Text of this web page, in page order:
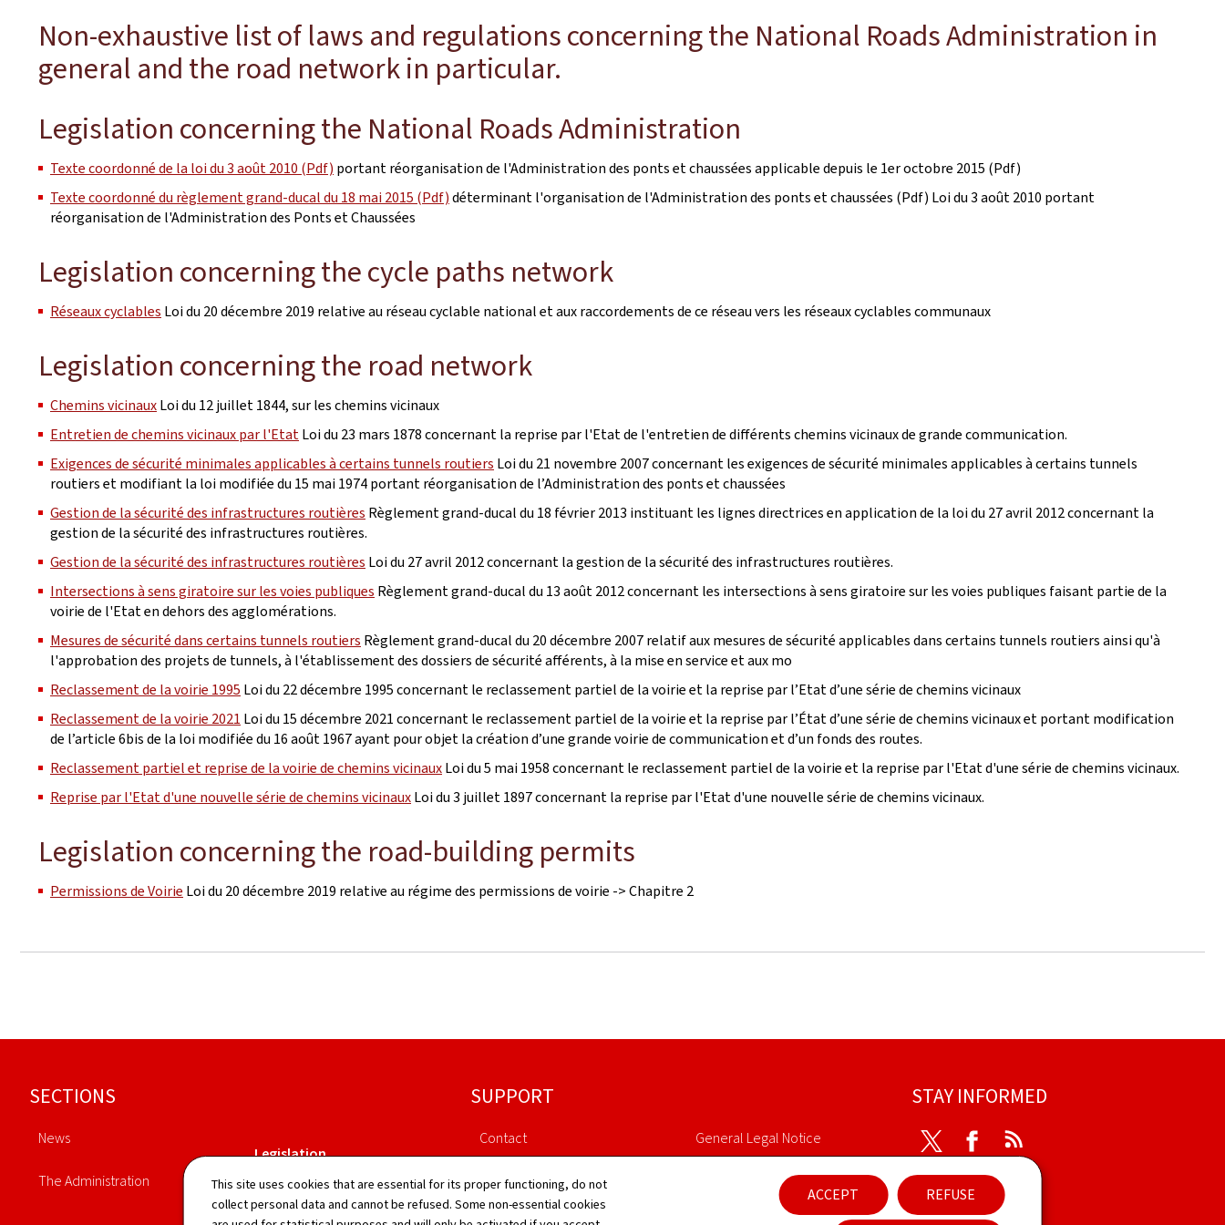
This site uses cookies that are essential for its proper functioning, do not
collect personal data and cannot be refused. Some non-essential cookies
ACCEPT REFUSE
Non-exhaustive list of laws and regulations concerning the National Roads Administration in
general and the road network in particular.
Legislation concerning the National Roads Administration
Texte coordonné de la loi du 3 août 2010 (Pdf) portant réorganisation de l'Administration des ponts et chaussées applicable depuis le 1er octobre 2015 (Pdf)
Texte coordonné du règlement grand-ducal du 18 mai 2015 (Pdf)déterminant l'organisation de l'Administration des ponts et chaussées (Pdf) Loi du 3 août 2010 portant
réorganisation de l'Administration des Ponts et Chaussées
Legislation concerning the cycle paths network
Réseaux cyclables Loi du 20 décembre 2019 relative au réseau cyclable national et aux raccordements de ce réseau vers les réseaux cyclables communaux
Legislation concerning the road network
Chemins vicinauxLoi du 12 juillet 1844, sur les chemins vicinaux
Entretien de chemins vicinaux par l'EtatLoi du 23 mars 1878 concernant la reprise par l'Etat de l'entretien de différents chemins vicinaux de grande communication.
Exigences de sécurité minimales applicables à certains tunnels routiers Loi du 21 novembre 2007 concernant les exigences de sécurité minimales applicables à certains tunnels
routiers et modifiant la loi modifiée du 15 mai 1974 portant réorganisation de l’Administration des ponts et chaussées
Gestion de la sécurité des infrastructures routières Règlement grand-ducal du 18 février 2013 instituant les lignes directrices en application de la loi du 27 avril 2012 concernant la
gestion de la sécurité des infrastructures routières.
Gestion de la sécurité des infrastructures routières Loi du 27 avril 2012 concernant la gestion de la sécurité des infrastructures routières.
Intersections à sens giratoire sur les voies publiques Règlement grand-ducal du 13 août 2012 concernant les intersections à sens giratoire sur les voies publiques faisant partie de la
voirie de l'Etat en dehors des agglomérations.
Mesures de sécurité dans certains tunnels routiers Règlement grand-ducal du 20 décembre 2007 relatif aux mesures de sécurité applicables dans certains tunnels routiers ainsi qu'à
l'approbation des projets de tunnels, à l'établissement des dossiers de sécurité afférents, à la mise en service et aux mo
Reclassement de la voirie 1995 Loi du 22 décembre 1995 concernant le reclassement partiel de la voirie et la reprise par l’Etat d’une série de chemins vicinaux
Reclassement de la voirie 2021 Loi du 15 décembre 2021 concernant le reclassement partiel de la voirie et la reprise par l’État d’une série de chemins vicinaux et portant modification
de l’article 6bis de la loi modifiée du 16 août 1967 ayant pour objet la création d’une grande voirie de communication et d’un fonds des routes.
Reclassement partiel et reprise de la voirie de chemins vicinauxLoi du 5 mai 1958 concernant le reclassement partiel de la voirie et la reprise par l'Etat d'une série de chemins vicinaux.
Reprise par l'Etat d'une nouvelle série de chemins vicinauxLoi du 3 juillet 1897 concernant la reprise par l'Etat d'une nouvelle série de chemins vicinaux.
Legislation concerning the road-building permits
Permissions de Voirie Loi du 20 décembre 2019 relative au régime des permissions de voirie -> Chapitre 2
Footer
SECTIONS
News
The Administration
Legislation
SUPPORT
Contact
Sitemap
General Legal Notice
Declaration of Accessibility
STAY INFORMED
Twitter Facebook